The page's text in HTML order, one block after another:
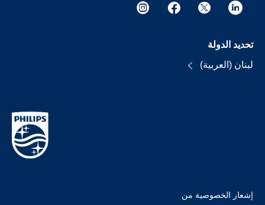
تحديد الدولة
لبنان (العربية)
إشعار الخصوصية من